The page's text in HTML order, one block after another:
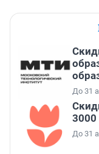
До 31
3000
До 31